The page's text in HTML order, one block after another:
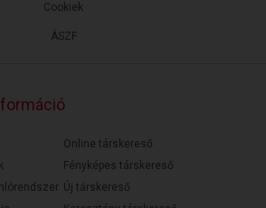
ÁSZF
Cookiek
Online társkereső
Fényképes társkereső
Új társkereső